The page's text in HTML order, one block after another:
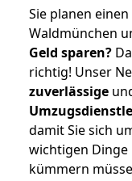
Sie planen
Waldmünchen
Geld sparen?
richtig! Unser
zuverlässige
damit Sie sich
wichtigen Dinge
kümmern